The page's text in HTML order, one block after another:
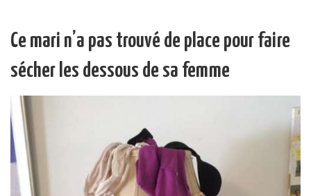
Ce mari n’a pas trouvé de place pour faire
sécher les dessous de sa femme